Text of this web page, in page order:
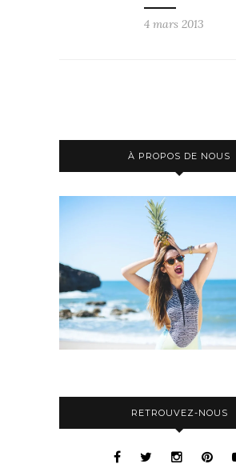
4 mars 2013
À PROPOS DE NOUS
RETROUVEZ-NOUS